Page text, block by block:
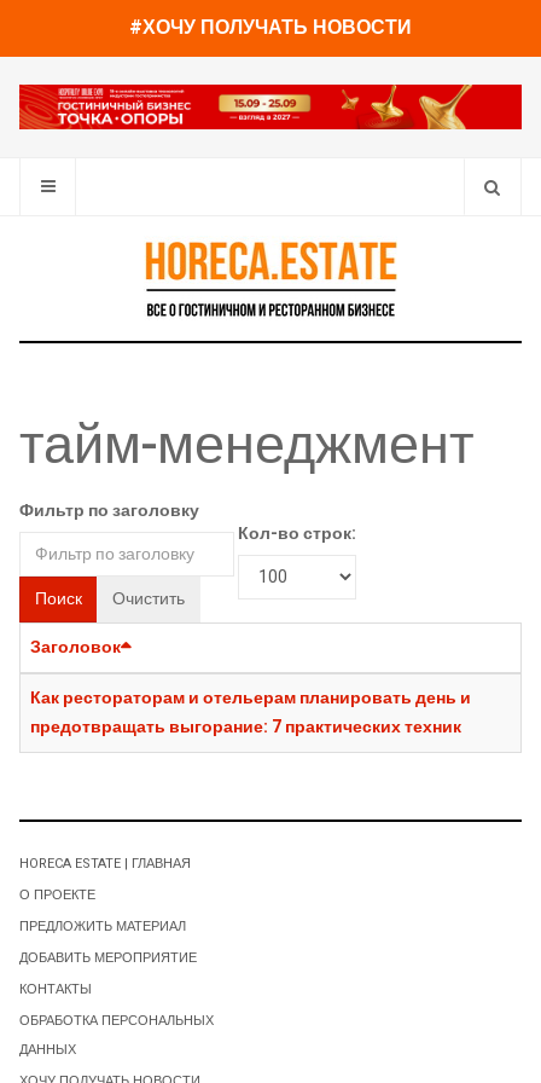
#ХОЧУ ПОЛУЧАТЬ НОВОСТИ
тайм-менеджмент
Фильтр по заголовку
Поиск Очистить
Кол-во строк:
Заголовок
Как рестораторам и отельерам планировать день и
предотвращать выгорание: 7 практических техник
HORECA ESTATE | ГЛАВНАЯ
О ПРОЕКТЕ
ПРЕДЛОЖИТЬ МАТЕРИАЛ
ДОБАВИТЬ МЕРОПРИЯТИЕ
КОНТАКТЫ
ОБРАБОТКА ПЕРСОНАЛЬНЫХ
ДАННЫХ